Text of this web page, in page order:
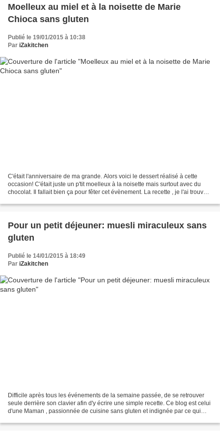
Moelleux au miel et à la noisette de Marie
Chioca sans gluten
Publié le 19/01/2015 à 10:38
Par iZakitchen
C'était l'anniversaire de ma grande. Alors voici le dessert réalisé à cette
occasion! C'était juste un p'tit moelleux à la noisette mais surtout avec du
chocolat. Il fallait bien ça pour fêter cet évènement. La recette , je l'ai trouvée
Pour un petit déjeuner: muesli miraculeux sans
gluten
Publié le 14/01/2015 à 18:49
Par iZakitchen
Difficile après tous les événements de la semaine passée, de se retrouver
seule derrière son clavier afin d'y écrire une simple recette. Ce blog est celui
d'une Maman , passionnée de cuisine sans gluten et indignée par ce qui